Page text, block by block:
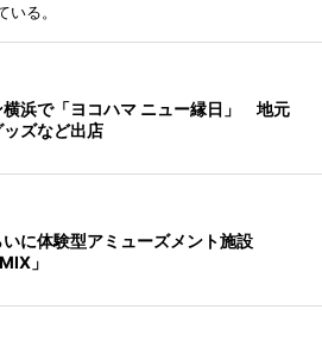
る。
横浜で「ヨコハマ ニュー縁日」 地元
ズなど出店
に体験型アミューズメント施設
」